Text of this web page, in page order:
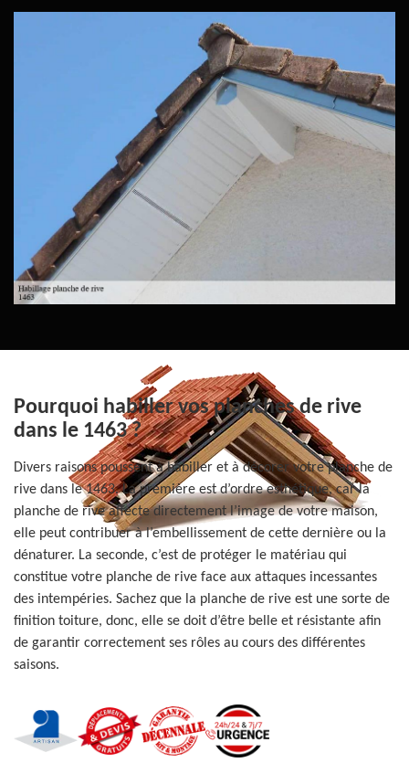
Pourquoi habiller vos planches de rive
dans le 1463 ?
Divers raisons poussent à habiller et à décorer votre planche de
rive dans le 1463. La première est d’ordre esthétique, car la
planche de rive affecte directement l’image de votre maison,
elle peut contribuer à l’embellissement de cette dernière ou la
dénaturer. La seconde, c’est de protéger le matériau qui
constitue votre planche de rive face aux attaques incessantes
des intempéries. Sachez que la planche de rive est une sorte de
finition toiture, donc, elle se doit d’être belle et résistante afin
de garantir correctement ses rôles au cours des différentes
saisons.